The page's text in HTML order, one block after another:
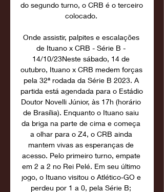
do segundo turno, o CRB é o terceiro
colocado.
Onde assistir, palpites e escalações
de Ituano x CRB - Série B -
14/10/23Neste sábado, 14 de
outubro, Ituano x CRB medem forças
pela 32ª rodada da Série B 2023. A
partida está agendada para o Estádio
Doutor Novelli Júnior, às 17h (horário
de Brasília). Enquanto o Ituano saiu
da briga na parte de cima e começa
a olhar para o Z4, o CRB ainda
mantem vivas as esperanças de
acesso. Pelo primeiro turno, empate
em 2 a 2 no Rei Pelé. Em seu último
jogo, o Ituano visitou o Atlético-GO e
perdeu por 1 a 0, pela Série B;